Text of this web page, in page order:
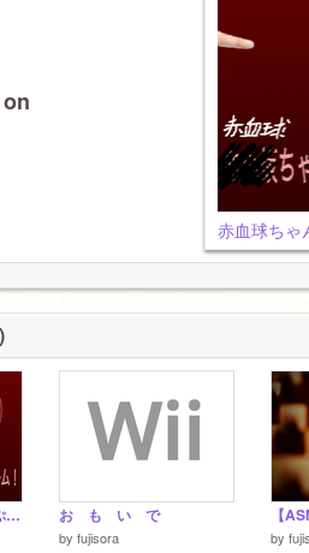
マリカ
赤血球ちゃんのほっぺぷにぷにゲーム (意味不明) お も い で
by fujisora by